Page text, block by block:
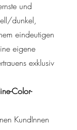
und
dunkel,
eindeutigen
eigene
exklusiv
Color-
KundInnen